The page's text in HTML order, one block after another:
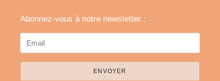
Abonnez-vous à notre newsletter :
ENVOYER